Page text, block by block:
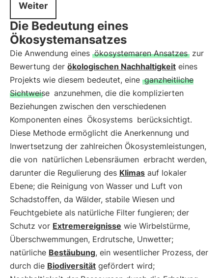
Weiter
Die Bedeutung eines
Ökosystemansatzes
Die Anwendung eines ökosystemaren Ansatzes zur
Bewertung der ökologischen Nachhaltigkeit eines
Projekts wie diesem bedeutet, eine ganzheitliche
Sichtweise anzunehmen, die die komplizierten
Beziehungen zwischen den verschiedenen
Komponenten eines Ökosystems berücksichtigt.
Diese Methode ermöglicht die Anerkennung und
Inwertsetzung der zahlreichen Ökosystemleistungen,
die von natürlichen Lebensräumen erbracht werden,
darunter die Regulierung des Klimas auf lokaler
Ebene; die Reinigung von Wasser und Luft von
Schadstoffen, da Wälder, stabile Wiesen und
Feuchtgebiete als natürliche Filter fungieren; der
Schutz vor Extremereignisse wie Wirbelstürme,
Überschwemmungen, Erdrutsche, Unwetter;
natürliche Bestäubung, ein wesentlicher Prozess, der
durch die Biodiversität gefördert wird;